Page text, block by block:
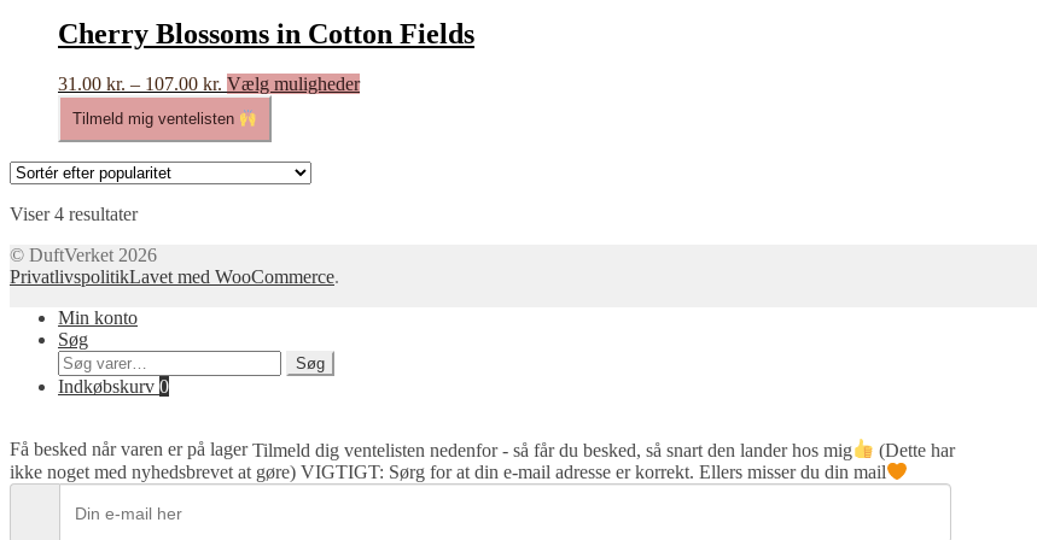
Cherry Blossoms in Cotton Fields
31.00 kr. – 107.00 kr. Prisinterval:
31.00 kr.
til
107.00 kr.
Vælg mulighederDette
Tilmeld mig ventelisten
Viser 4 resultaterSorteret
popularitet
© DuftVerket 2026
PrivatlivspolitikLavet med WooCommerce.
Min konto
Søg
Søg
efter:
Søg
Indkøbskurv 0
Få besked når varen er på lagerTilmeld dig ventelisten nedenfor - så får du besked, så snart den lander hos mig
(Dette har
ikke noget med nyhedsbrevet at gøre) VIGTIGT: Sørg for at din e-mail adresse er korrekt. Ellers misser du din mail